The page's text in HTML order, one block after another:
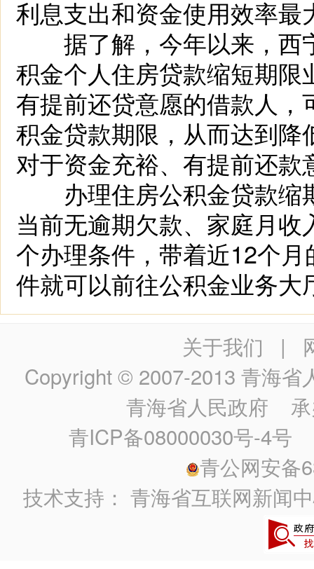
利息支出和资金使用效率最
据了解，今年以来，西
积金个人住房贷款缩短期
有提前还贷意愿的借款人
积金贷款期限，从而达到
对于资金充裕、有提前还
办理住房公积金贷款缩
当前无逾期欠款、家庭月
个办理条件，带着近12个
件就可以前往公积金业务
关于我们 |
Copyright © 2007-2013 青海省
青海省人民政府 承
青ICP备08000030号-4号
青公网安备
技术支持：青海省互联网新闻